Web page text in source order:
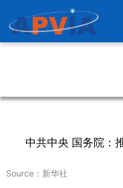
中共中央 国务院：
Source：新华社